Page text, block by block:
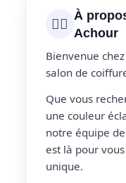
💇‍♀️ À
Achour
Bienvenue chez
salon de
Que vous
une couleur
notre équipe
est là pour
unique.